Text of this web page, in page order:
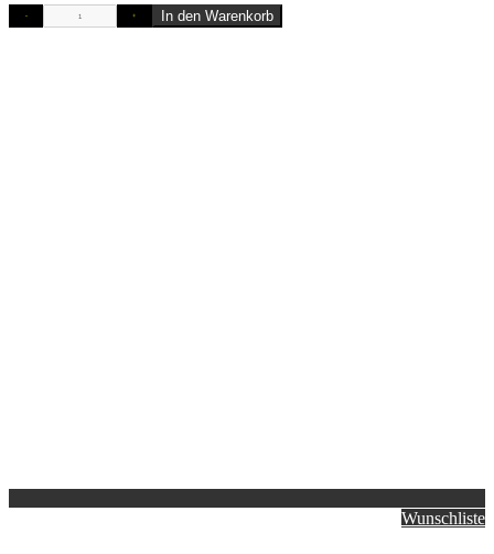
- + In den Warenkorb
Wunschliste